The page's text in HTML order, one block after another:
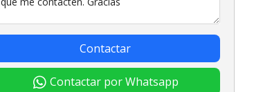
Contactar
Contactar por Whatsapp